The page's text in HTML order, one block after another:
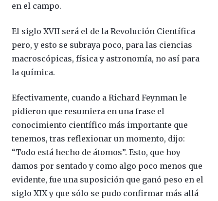
en el campo.
El siglo XVII será el de la Revolución Científica
pero, y esto se subraya poco, para las ciencias
macroscópicas, física y astronomía, no así para
la química.
Efectivamente, cuando a Richard Feynman le
pidieron que resumiera en una frase el
conocimiento científico más importante que
tenemos, tras reflexionar un momento, dijo:
“Todo está hecho de átomos”. Esto, que hoy
damos por sentado y como algo poco menos que
evidente, fue una suposición que ganó peso en el
siglo XIX y que sólo se pudo confirmar más allá